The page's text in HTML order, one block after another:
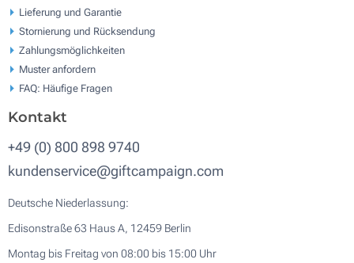
Lieferung und Garantie
Stornierung und Rücksendung
Zahlungsmöglichkeiten
Muster anfordern
FAQ: Häufige Fragen
Kontakt
+49 (0) 800 898 9740
kundenservice@giftcampaign.com
Deutsche Niederlassung:
Edisonstraße 63 Haus A, 12459 Berlin
Montag bis Freitag von 08:00 bis 15:00 Uhr